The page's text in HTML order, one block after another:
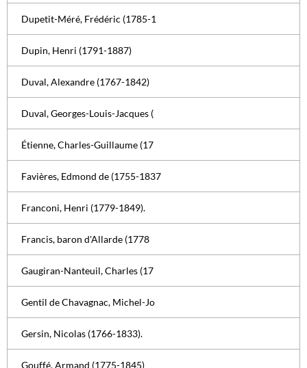
Dupetit-Méré, Frédéric (1785-1
Dupin, Henri (1791-1887)
Duval, Alexandre (1767-1842)
Duval, Georges-Louis-Jacques (
Étienne, Charles-Guillaume (17
Favières, Edmond de (1755-1837
Franconi, Henri (1779-1849).
Francis, baron d'Allarde (1778
Gaugiran-Nanteuil, Charles (17
Gentil de Chavagnac, Michel-Jo
Gersin, Nicolas (1766-1833).
Gouffé, Armand (1775-1845)